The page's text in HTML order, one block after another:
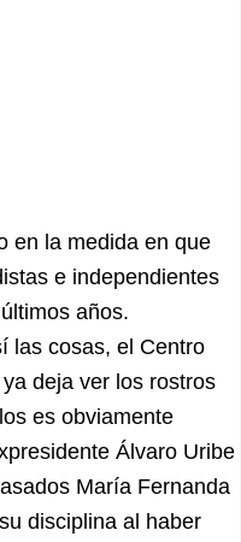
en la medida en que
e independientes
años.
el Centro
deja ver los rostros
es obviamente
Álvaro Uribe
María Fernanda
disciplina al haber